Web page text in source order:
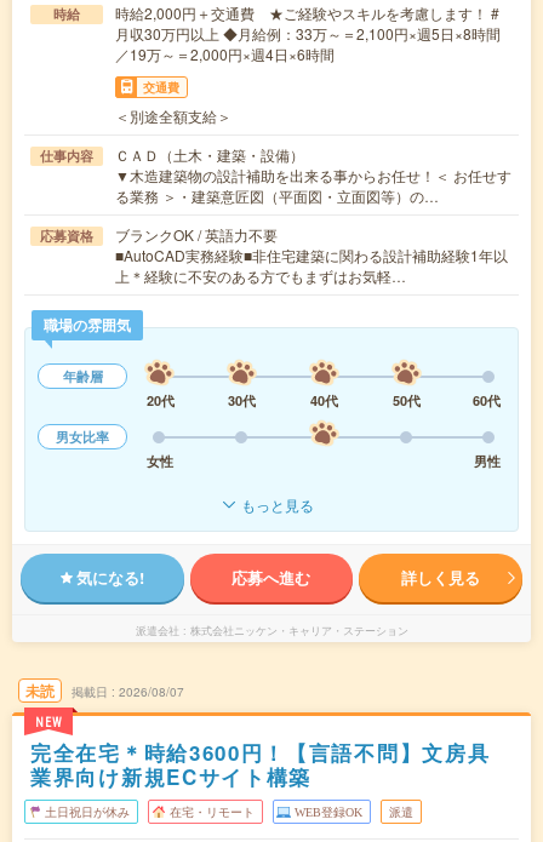
時給
時給2,000円＋交通費 ★ご経験やスキルを考慮します！ #
月収30万円以上 ◆月給例：33万～＝2,100円×週5日×8時間
／19万～＝2,000円×週4日×6時間
交通費
＜別途全額支給＞
仕事内容
ＣＡＤ（土木・建築・設備）
▼木造建築物の設計補助を出来る事からお任せ！＜ お任せす
る業務 ＞・建築意匠図（平面図・立面図等）の…
応募資格
ブランクOK / 英語力不要
■AutoCAD実務経験■非住宅建築に関わる設計補助経験1年以
上＊経験に不安のある方でもまずはお気軽…
職場の雰囲気
年齢層
20代
30代 40代 50代
60代
男女比率
女性
男性
もっと見る
気になる! 応募へ進む 詳しく見る
派遣会社 株式会社ニッケン・キャリア・ステーション
未読
NEW
掲載日 2026/08/07
完全在宅＊時給3600円！【言語不問】文房具
業界向け新規ECサイト構築
土日祝日が休み 在宅・リモート WEB登録OK 派遣